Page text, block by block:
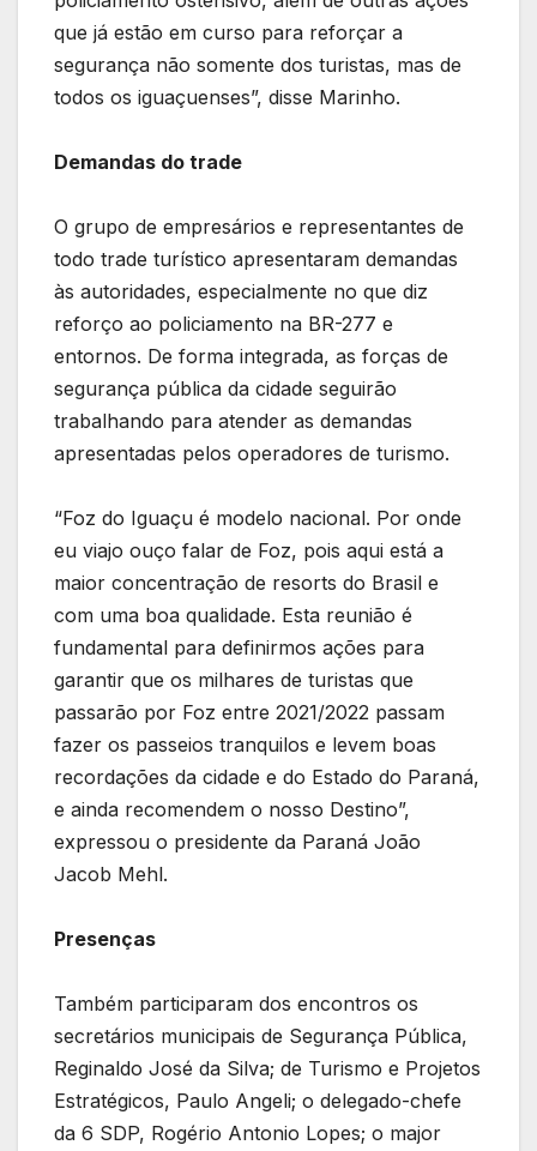
que já estão em curso para reforçar a
segurança não somente dos turistas, mas de
todos os iguaçuenses”, disse Marinho.
Demandas do trade
O grupo de empresários e representantes de
todo trade turístico apresentaram demandas
às autoridades, especialmente no que diz
reforço ao policiamento na BR-277 e
entornos. De forma integrada, as forças de
segurança pública da cidade seguirão
trabalhando para atender as demandas
apresentadas pelos operadores de turismo.
“Foz do Iguaçu é modelo nacional. Por onde
eu viajo ouço falar de Foz, pois aqui está a
maior concentração de resorts do Brasil e
com uma boa qualidade. Esta reunião é
fundamental para definirmos ações para
garantir que os milhares de turistas que
passarão por Foz entre 2021/2022 passam
fazer os passeios tranquilos e levem boas
recordações da cidade e do Estado do Paraná,
e ainda recomendem o nosso Destino”,
expressou o presidente da Paraná João
Jacob Mehl.
Presenças
Também participaram dos encontros os
secretários municipais de Segurança Pública,
Reginaldo José da Silva; de Turismo e Projetos
Estratégicos, Paulo Angeli; o delegado-chefe
da 6 SDP, Rogério Antonio Lopes; o major